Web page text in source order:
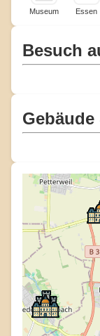
Museum Essen
Besuch